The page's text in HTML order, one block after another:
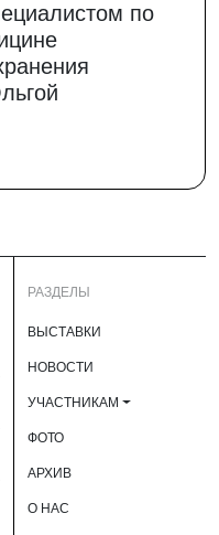
по
РАЗДЕЛЫ
ВЫСТАВКИ
НОВОСТИ
УЧАСТНИКАМ
ФОТО
АРХИВ
О НАС